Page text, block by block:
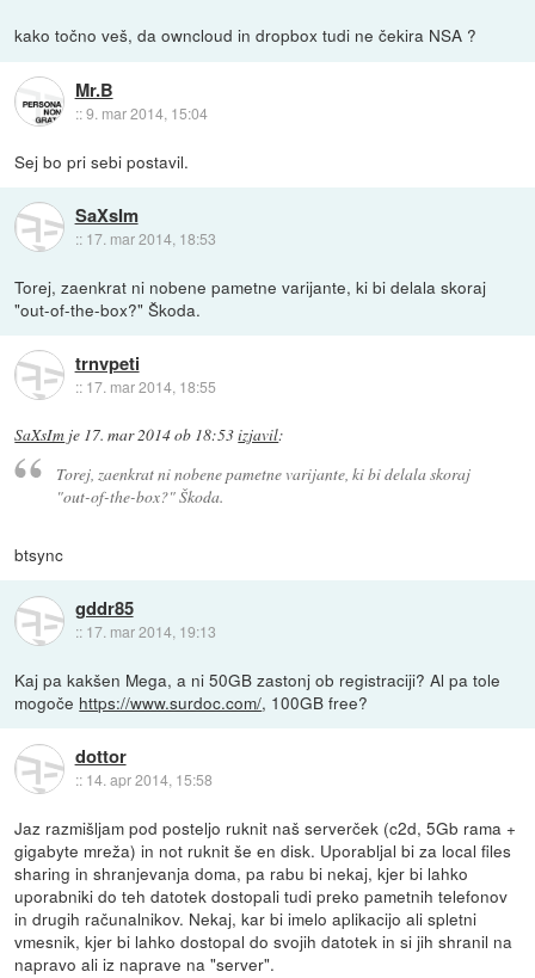
kako točno veš, da owncloud in dropbox tudi ne čekira NSA ?
Mr.B
::9. mar 2014, 15:04
Sej bo pri sebi postavil.
SaXsIm
:: 17. mar 2014, 18:53
Torej, zaenkrat ni nobene pametne varijante, ki bi delala skoraj
"out-of-the-box?" Škoda.
trnvpeti
:: 17. mar 2014, 18:55
SaXsIm je 17. mar 2014 ob 18:53izjavil:
Torej, zaenkrat ni nobene pametne varijante, ki bi delala skoraj
"out-of-the-box?" Škoda.
btsync
gddr85
:: 17. mar 2014, 19:13
Kaj pa kakšen Mega, a ni 50GB zastonj ob registraciji? Al pa tole
mogoče https://www.surdoc.com/, 100GB free?
dottor
:: 14. apr 2014, 15:58
Jaz razmišljam pod posteljo ruknit naš serverček (c2d, 5Gb rama +
gigabyte mreža) in not ruknit še en disk. Uporabljal bi za local files
sharing in shranjevanja doma, pa rabu bi nekaj, kjer bi lahko
uporabniki do teh datotek dostopali tudi preko pametnih telefonov
in drugih računalnikov. Nekaj, kar bi imelo aplikacijo ali spletni
vmesnik, kjer bi lahko dostopal do svojih datotek in si jih shranil na
napravo ali iz naprave na "server".